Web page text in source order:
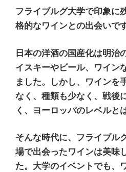
フライブルグ大学で印象に
格的なワインとの出会いです
日本の洋酒の国産化は明治
イスキーやビール、ワイン
ました。しかし、ワインを
なく、種類も少なく、戦後
く、ヨーロッパのレベルと
そんな時代に、フライブル
場で出会ったワインは美味
た。大学のイベントでも、